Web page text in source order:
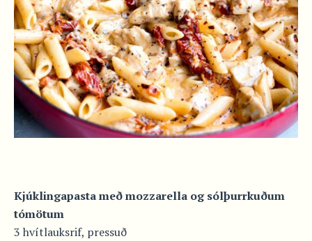
Kjúklingapasta með mozzarella og sólþurrkuðum
tómötum
3 hvítlauksrif, pressuð